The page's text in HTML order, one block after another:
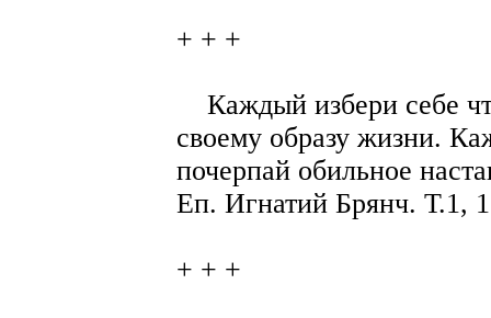
+ + +
Каждый избери себе
своему образу жизни.
почерпай обильное
Еп. Игнатий Брянч. Т.1,
+ + +